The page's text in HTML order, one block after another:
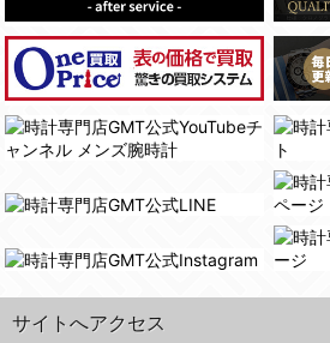
４．ご提供の任意性
５．ご本人が容易に知覚できない方法によ
(4) 法令により開示が求められた場合。
6. 情報の提供
サイトへアクセス